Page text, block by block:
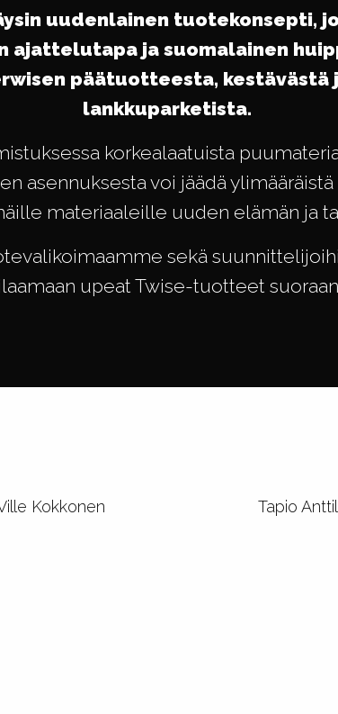
uudenlainen tuotekonsepti,
ajattelutapa ja suomalainen
päätuotteesta, kestävästä
lankkuparketista.
korkealaatuista
asennuksesta voi jäädä
materiaaleille uuden elämän ja
sekä
upeat Twise-tuotteet
Kokkonen Tapio